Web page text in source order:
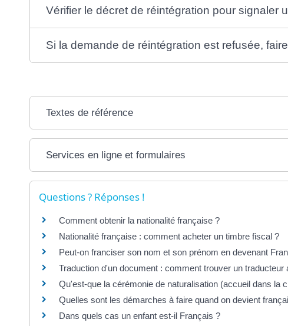
Vérifier le décret de réintégration pour signaler
Si la demande de réintégration est refusée,
Textes de référence
Services en ligne et formulaires
Questions ? Réponses !
Comment obtenir la nationalité française ?
Nationalité française : comment acheter un timbre fiscal ?
Peut-on franciser son nom et son prénom en devenant
Traduction d'un document : comment trouver un traducteur
Qu'est-que la cérémonie de naturalisation (accueil dans la
Quelles sont les démarches à faire quand on devient
Dans quels cas un enfant est-il Français ?